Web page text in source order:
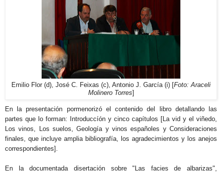
Emilio Flor (d), José C. Feixas (c), Antonio J. García (i) [ Foto: Araceli
Molinero Torres
En la presentación pormenorizó el contenido del libro detallando las
partes que lo forman: Introduccíón y cinco capítulos [La vid y el viñedo,
Los vinos, Los suelos, Geología y vinos españoles y Consideraciones
finales, que incluye amplia bibliografía, los agradecimientos y los anejos
correspondientes].
En la documentada disertación sobre "Las facies de albarizas",